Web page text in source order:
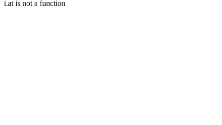
i.at is not a function